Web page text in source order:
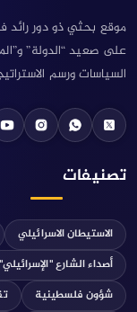
موقع بحثي ذو دور رائد
على صعيد “الدولة”
السياسات ورسم
X
Whatsapp
تصنيفات
الاستيطان الاسرائيلي
أصداء الشارع "الإسرائيلي"
شؤون فلسطينية